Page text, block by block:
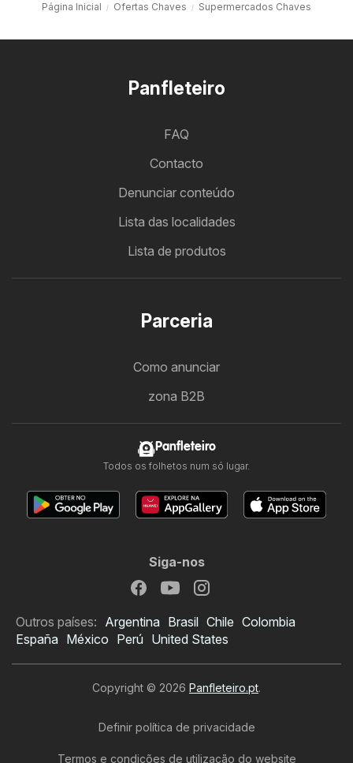
Página Inicial Ofertas Chaves Supermercados Chaves
Panfleteiro
FAQ
Contacto
Denunciar conteúdo
Lista das localidades
Lista de produtos
Parceria
Como anunciar
zona B2B
Panfleteiro
Todos os folhetos num só lugar.
Siga-nos
Outros países: Argentina Brasil Chile Colombia
España México Perú United States
Copyright © 2026 Panfleteiro.pt.
Definir política de privacidade
Termos e condições de utilização do website